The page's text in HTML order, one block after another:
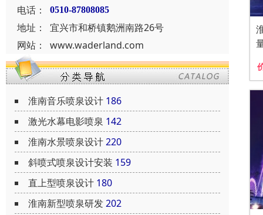
电话： 0510-87808085
地址：
宜兴市和桥镇鹅洲南路26号
网站：
www.waderland.com
淮南音乐喷泉设计 186
激光水幕电影喷泉 142
淮南水景喷泉设计220
斜喷式喷泉设计安装 159
直上型喷泉设计 180
淮南新型喷泉研发202